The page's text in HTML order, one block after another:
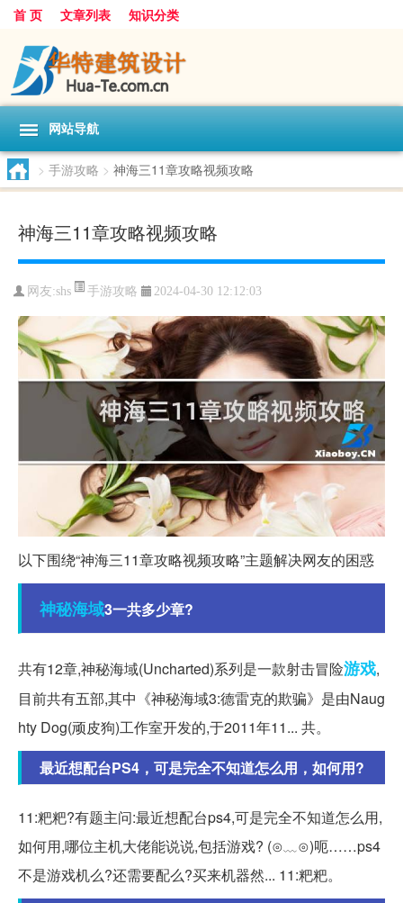
首 页 文章列表 知识分类
网站导航
> 手游攻略 > 神海三11章攻略视频攻略
神海三11章攻略视频攻略
网友:shs 手游攻略 2024-04-30 12:12:03
以下围绕“神海三11章攻略视频攻略”主题解决网友的困惑
神秘海域3一共多少章?
共有12章,神秘海域(Uncharted)系列是一款射击冒险游戏,
目前共有五部,其中《神秘海域3:德雷克的欺骗》是由Naug
hty Dog(顽皮狗)工作室开发的,于2011年11... 共。
最近想配台PS4，可是完全不知道怎么用，如何用?
11:粑粑?有题主问:最近想配台ps4,可是完全不知道怎么用,
如何用,哪位主机大佬能说说,包括游戏? (⊙﹏⊙)呃……ps4
不是游戏机么?还需要配么?买来机器然... 11:粑粑。